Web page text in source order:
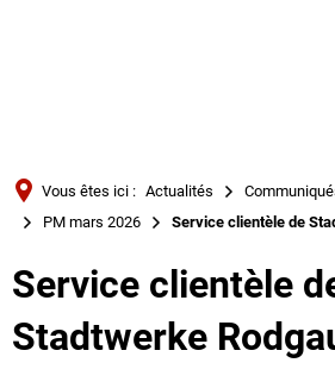
Русский
Deutsch
Vous êtes ici : Actualités
PM mars 2026
Service clientèle de
Service clientèle
Stadtwerke